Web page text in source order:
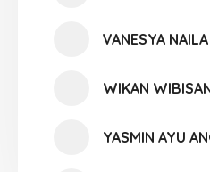
VANESYA
WIKAN
YASMIN AYU